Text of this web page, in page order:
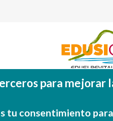
Fondo Europeo de
para mejorar
tu consentimiento